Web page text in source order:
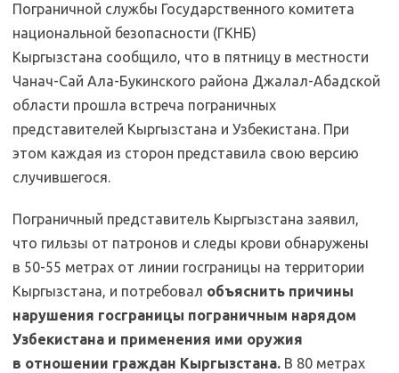
Пограничной службы Государственного комитета
национальной безопасности (ГКНБ)
Кыргызстана сообщило, что в пятницу в местности
Чанач-Сай Ала-Букинского района Джалал-Абадской
области прошла встреча пограничных
представителей Кыргызстана и Узбекистана. При
этом каждая из сторон представила свою версию
случившегося.
Пограничный представитель Кыргызстана заявил,
что гильзы от патронов и следы крови обнаружены
в 50-55 метрах от линии госграницы на территории
Кыргызстана, и потребовал объяснить причины
нарушения госграницы пограничным нарядом
Узбекистана и применения ими оружия
в отношении граждан Кыргызстана. В 80 метрах